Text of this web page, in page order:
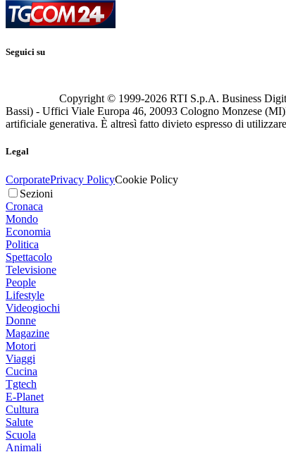
Seguici su
Copyright © 1999-2026 RTI S.p.A. Business
Bassi) - Uffici Viale Europa 46, 20093 Cologno Monzese (MI)
artificiale generativa. È altresì fatto divieto espresso di
Legal
CorporatePrivacy PolicyCookie Policy
Sezioni
Cronaca
Mondo
Economia
Politica
Spettacolo
Televisione
People
Lifestyle
Videogiochi
Donne
Magazine
Motori
Viaggi
Cucina
Tgtech
E-Planet
Cultura
Salute
Scuola
Animali